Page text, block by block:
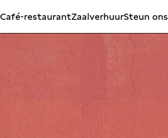
Café-restaurantZaalverhuurSteun ons